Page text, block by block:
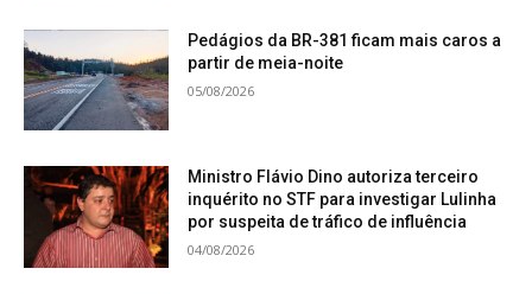
Pedágios da BR-381 ficam mais caros a
partir de meia-noite
05/08/2026
Ministro Flávio Dino autoriza terceiro
inquérito no STF para investigar Lulinha
por suspeita de tráfico de influência
04/08/2026